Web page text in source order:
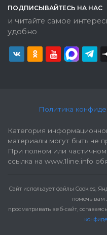
ПОДПИСЫВАЙТЕСЬ НА НАС
и читайте самое
удобно
Политика
Категория
материалы могут быть не
При полном или
ссылка на www.1line.info
Cайт использует файлы Cookies,
помочь вам
просматривать веб-сайт,